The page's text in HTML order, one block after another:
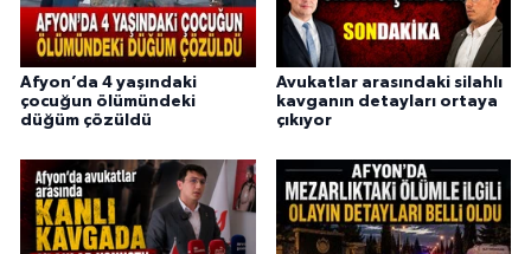
Afyon’da 4 yaşındaki
çocuğun ölümündeki
düğüm çözüldü
Avukatlar arasındaki silahlı
kavganın detayları ortaya
çıkıyor